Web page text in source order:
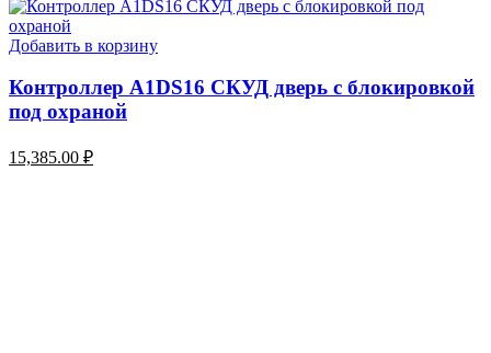
Добавить в корзину
Контроллер A1DS16 СКУД дверь с блокировкой
под охраной
15,385.00 ₽